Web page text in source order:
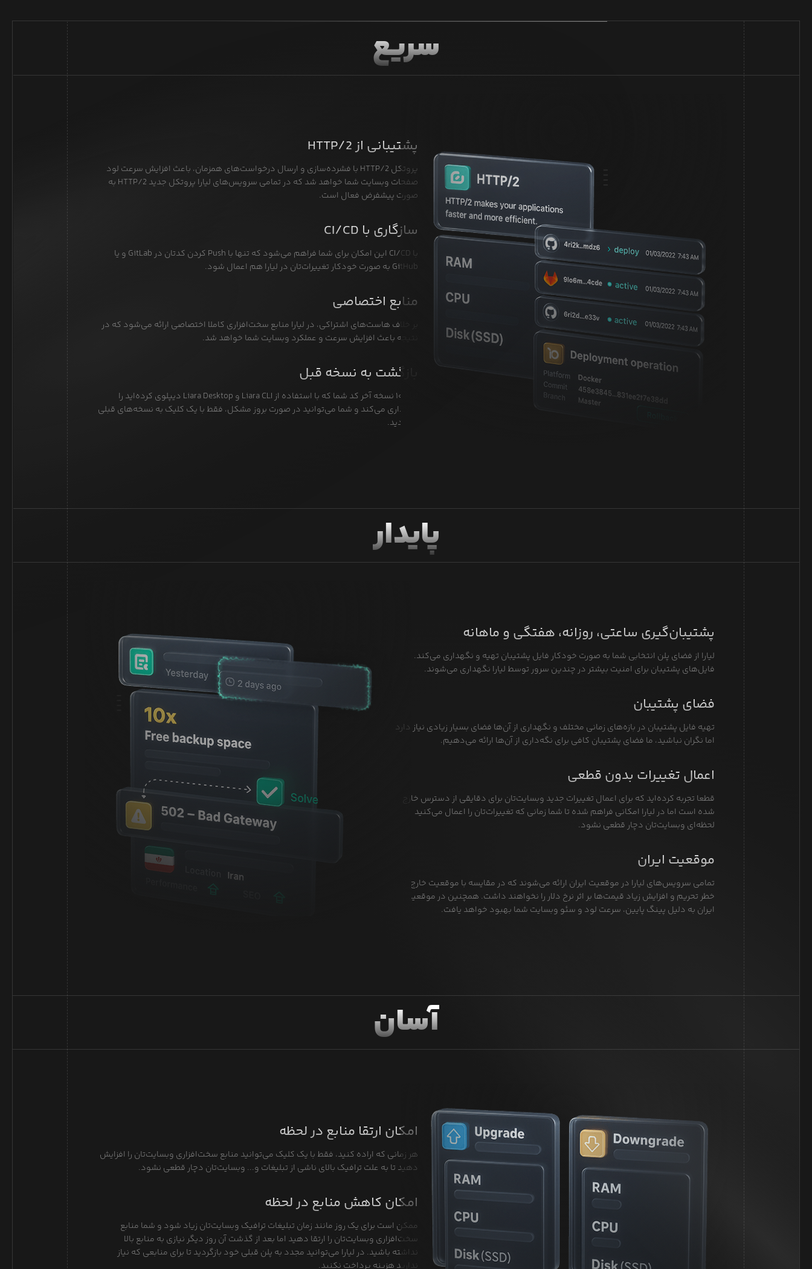
سریع
پشتیبانی از HTTP/2
پروتکل HTTP/2 با فشرده‌سازی و ارسال درخواست‌های همزمان، باعث افزایش سرعت لود
صفحات وبسایت شما خواهد شد که در تمامی سرویس‌های لیارا پروتکل جدید HTTP/2 به
صورت پیشفرض فعال است.
سازگاری با CI/CD
با CI/CD این امکان برای شما فراهم می‌شود که تنها با Push کردن کدتان در GitLab و یا
GitHub به صورت خودکار تغییرات‌تان در لیارا هم اعمال شود.
منابع اختصاصی
بر خلاف هاست‌های اشتراکی، در لیارا منابع سخت‌افزاری کاملا اختصاصی ارائه می‌شود که در
نتیجه باعث افزایش سرعت و عملکرد وبسایت شما خواهد شد.
بازگشت به نسخه قبل
لیارا ۱۰ نسخه آخر کد شما که با استفاده از Liara CLI و Liara Desktop دیپلوی کرده‌اید را
نگهداری می‌کند و شما می‌توانید در صورت بروز مشکل، فقط با یک کلیک به نسخه‌های قبلی
بازگردید.
پایدار
پشتیبان‌گیری ساعتی، روزانه، هفتگی و ماهانه
لیارا از فضای پلن انتخابی شما به صورت خودکار فایل پشتیبان تهیه و نگهداری می‌کند.
فایل‌های پشتیبان برای امنیت بیشتر در چندین سرور توسط لیارا نگهداری می‌شوند.
فضای پشتیبان
تهیه فایل پشتیبان در بازه‌های زمانی مختلف و نگهداری از آن‌ها فضای بسیار زیادی نیاز دارد
اما نگران نباشید، ما فضای پشتیبان کافی برای نگه‌داری از آن‌ها ارائه می‌دهیم.
اعمال تغییرات بدون قطعی
قطعا تجربه کرده‌اید که برای اعمال تغییرات جدید وبسایت‌تان برای دقایقی از دسترس خارج
شده است اما در لیارا امکانی فراهم شده تا شما زمانی که تغییرات‌تان را اعمال می‌کنید
لحظه‌ای وبسایت‌تان دچار قطعی نشود.
موقعیت ایران
تمامی سرویس‌های لیارا در موقعیت ایران ارائه می‌شوند که در مقایسه با موقعیت خارج،
خطر تحریم و افزایش زیاد قیمت‌ها بر اثر نرخ دلار را نخواهند داشت. همچنین در موقعیت
ایران به دلیل پینگ پایین، سرعت لود و سئو وبسایت شما بهبود خواهد یافت.
آسان
امکان ارتقا منابع در لحظه
هر زمانی که اراده کنید، فقط با یک کلیک می‌توانید منابع سخت‌افزاری وبسایت‌تان را افزایش
دهید تا به علت ترافیک بالای ناشی از تبلیغات و... وبسایت‌تان دچار قطعی نشود.
امکان کاهش منابع در لحظه
ممکن است برای یک روز مانند زمان تبلیغات ترافیک وبسایت‌تان زیاد شود و شما منابع
سخت‌افزاری وبسایت‌تان را ارتقا دهید اما بعد از گذشت آن روز دیگر نیازی به منابع بالا
نداشته باشید. در لیارا می‌توانید مجدد به پلن قبلی خود بازگردید تا برای منابعی که نیاز
ندارید هزینه پرداخت نکنید.